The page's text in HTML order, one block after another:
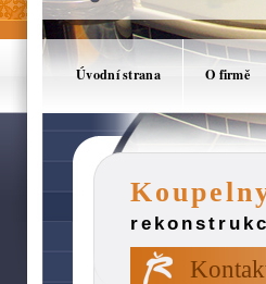
Úvodní strana O firmě